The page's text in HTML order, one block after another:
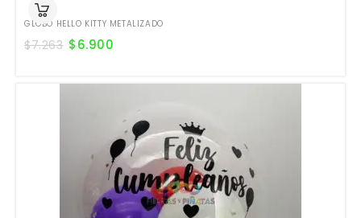
GLOBO HELLO KITTY METALIZADO
$7.263 $6.900